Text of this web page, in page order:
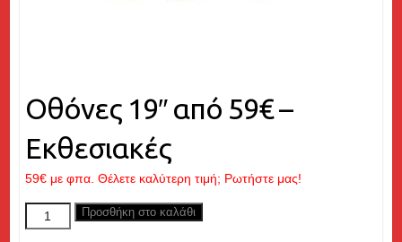
Οθόνες 19″ από 59€ –
Εκθεσιακές
59€ με φπα. Θέλετε καλύτερη τιμή; Ρωτήστε μας!
Οθόνες
19"
Προσθήκη στο καλάθι